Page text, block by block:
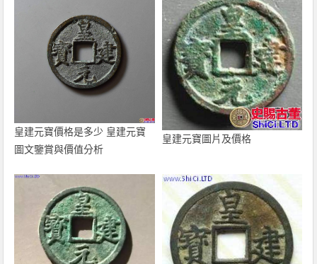
皇建元寶價格是多少 皇建元寶
圖文鑒賞與價值分析
皇建元寶圖片及價格